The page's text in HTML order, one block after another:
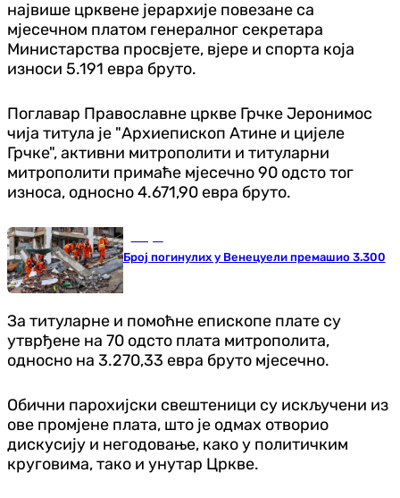
највише црквене јерархије повезане са
мјесечном платом генералног секретара
Министарства просвјете, вјере и спорта која
износи 5.191 евра бруто.
Поглавар Православне цркве Грчке Јеронимос
чија титула је "Архиепископ Атине и цијеле
Грчке", активни митрополити и титуларни
митрополити примаће мјесечно 90 одсто тог
износа, односно 4.671,90 евра бруто.
Број погинулих у Венецуели премашио 3.300
За титуларне и помоћне епископе плате су
утврђене на 70 одсто плата митрополита,
односно на 3.270,33 евра бруто мјесечно.
Обични парохијски свештеници су искључени из
ове промјене плата, што је одмах отворио
дискусију и негодовање, како у политичким
круговима, тако и унутар Цркве.